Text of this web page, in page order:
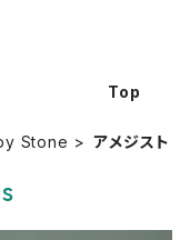
Top
Stone アメジスト